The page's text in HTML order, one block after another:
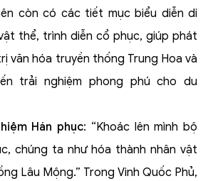
còn có các tiết mục biểu diễn di
thể, trình diễn cổ phục, giúp phát
văn hóa truyền thống Trung Hoa và
trải nghiệm phong phú cho du
Hán phục: “Khoác lên mình bộ
chúng ta như hóa thành nhân vật
Lâu Mộng.” Trong Vinh Quốc Phủ,